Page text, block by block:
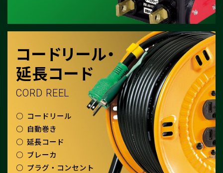
コードリール・
延長コード
CORD REEL
コードリール
自動巻き
延長コード
ブレーカ
プラグ・コンセント